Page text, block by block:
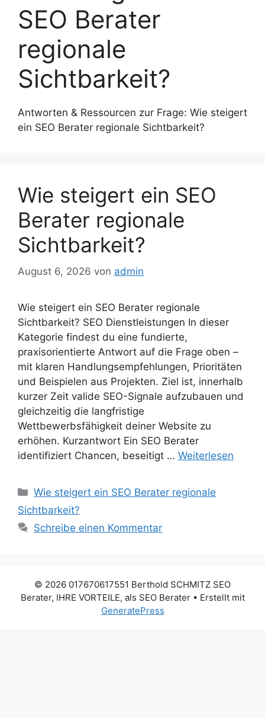
SEO Berater
regionale
Sichtbarkeit?
Antworten & Ressourcen zur Frage: Wie steigert
ein SEO Berater regionale Sichtbarkeit?
Wie steigert ein SEO
Berater regionale
Sichtbarkeit?
August 6, 2026 von admin
Wie steigert ein SEO Berater regionale
Sichtbarkeit? SEO Dienstleistungen In dieser
Kategorie findest du eine fundierte,
praxisorientierte Antwort auf die Frage oben –
mit klaren Handlungsempfehlungen, Prioritäten
und Beispielen aus Projekten. Ziel ist, innerhalb
kurzer Zeit valide SEO-Signale aufzubauen und
gleichzeitig die langfristige
Wettbewerbsfähigkeit deiner Website zu
erhöhen. Kurzantwort Ein SEO Berater
identifiziert Chancen, beseitigt … Weiterlesen
Kategorien
Wie steigert ein SEO Berater regionale
Sichtbarkeit?
Schreibe einen Kommentar
© 2026 017670617551 Berthold SCHMITZ SEO
Berater, IHRE VORTEILE, als SEO Berater• Erstellt mit
GeneratePress